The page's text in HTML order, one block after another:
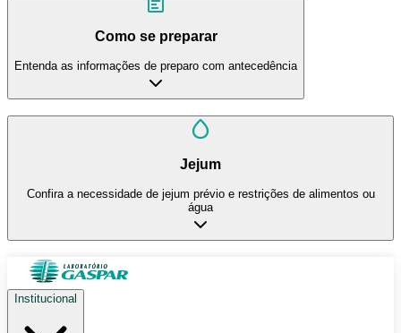
Como se preparar
Entenda as informações de preparo com antecedência
Jejum
Confira a necessidade de jejum prévio e restrições de alimentos ou
água
Institucional